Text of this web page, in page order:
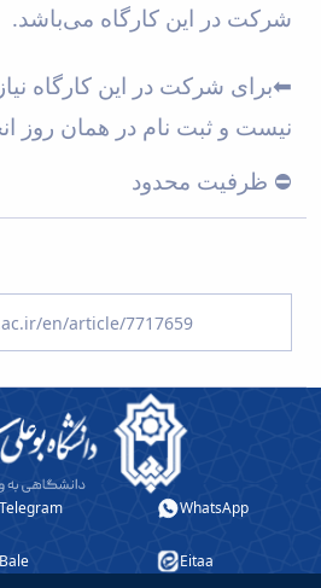
شرکت در این کارگاه می‌باشد.
⬅برای شرکت در این کارگاه
نیست و ثبت نام در همان روز
⛔ ️ ظرفیت محدود
Telegram WhatsApp
Bale Eitaa